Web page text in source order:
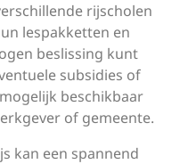
rijscholen
lespakketten en
beslissing kunt
subsidies of
beschikbaar
of gemeente.
kan een spannend